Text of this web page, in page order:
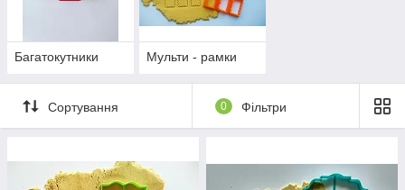
Багатокутники Мульти - рамки
Сортування 0 Фільтри